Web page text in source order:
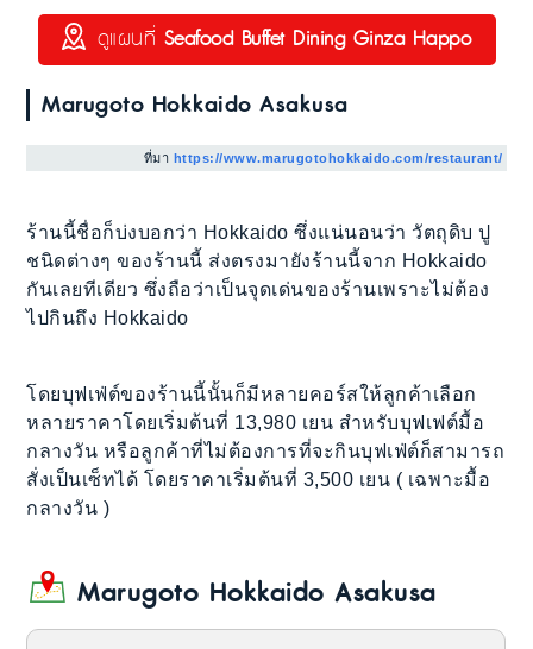
ดูแผนที่ Seafood Buffet Dining Ginza Happo
Marugoto Hokkaido Asakusa
ที่มา https://www.marugotohokkaido.com/restaurant/
ร้านนี้ชื่อก็บ่งบอกว่า Hokkaido ซึ่งแน่นอนว่า วัตถุดิบ ปู
ชนิดต่างๆ ของร้านนี้ ส่งตรงมายังร้านนี้จาก Hokkaido
กันเลยทีเดียว ซึ่งถือว่าเป็นจุดเด่นของร้านเพราะไม่ต้อง
ไปกินถึง Hokkaido
โดยบุฟเฟ่ต์ของร้านนี้นั้นก็มีหลายคอร์สให้ลูกค้าเลือก
หลายราคาโดยเริ่มต้นที่ 13,980 เยน สำหรับบุฟเฟต์มื้อ
กลางวัน หรือลูกค้าที่ไม่ต้องการที่จะกินบุฟเฟ่ต์ก็สามารถ
สั่งเป็นเซ็ทได้ โดยราคาเริ่มต้นที่ 3,500 เยน ( เฉพาะมื้อ
กลางวัน )
Marugoto Hokkaido Asakusa